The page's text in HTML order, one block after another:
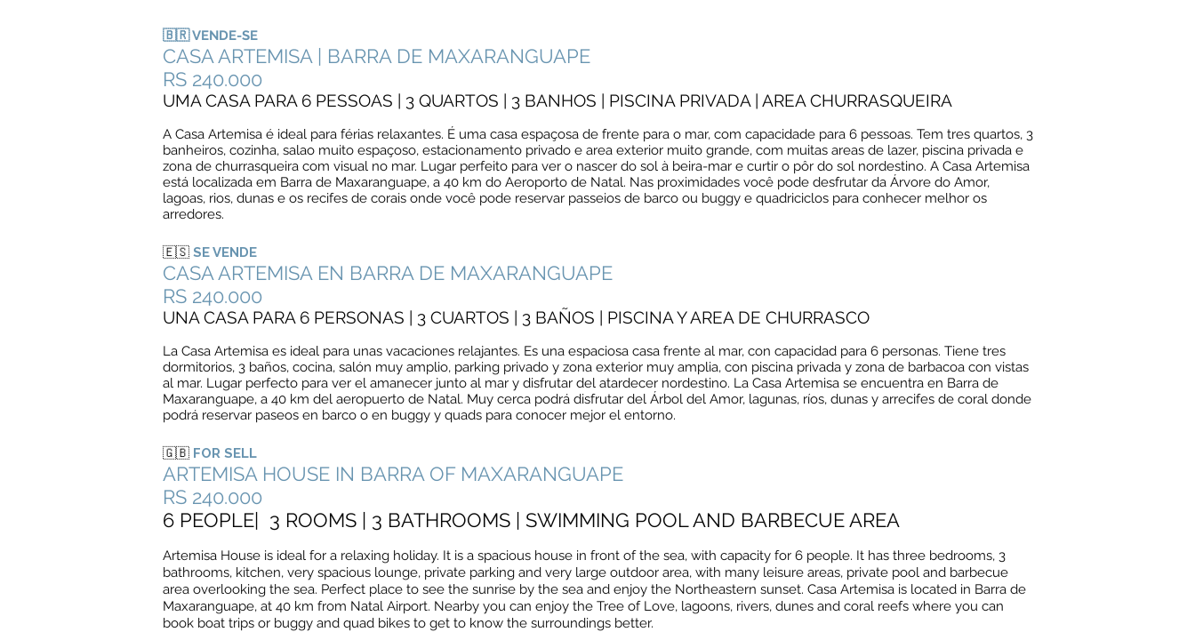
🇧🇷 VENDE-SE
CASA ARTEMISA | BARRA DE MAXARANGUAPE
RS 240.000
UMA CASA PARA 6 PESSOAS | 3 QUARTOS | 3 BANHOS | PISCINA PRIVADA | AREA CHURRASQUEIRA
A Casa Artemisa é ideal para férias relaxantes. É uma casa espaçosa de frente para o mar, com capacidade para 6 pessoas. Tem tres quartos, 3
banheiros, cozinha, salao muito espaçoso, estacionamento privado e area exterior muito grande, com muitas areas de lazer, piscina privada e
zona de churrasqueira com visual no mar. Lugar perfeito para ver o nascer do sol à beira-mar e curtir o pôr do sol nordestino. A Casa Artemisa
está localizada em Barra de Maxaranguape, a 40 km do Aeroporto de Natal. Nas proximidades você pode desfrutar da Árvore do Amor,
lagoas, rios, dunas e os recifes de corais onde você pode reservar passeios de barco ou buggy e quadriciclos para conhecer melhor os
arredores.
🇪🇸 SE VENDE
CASA ARTEMISA EN BARRA DE MAXARANGUAPE
RS 240.000
UNA CASA PARA 6 PERSONAS | 3 CUARTOS | 3 BAÑOS | PISCINA Y AREA DE CHURRASCO
La Casa Artemisa es ideal para unas vacaciones relajantes. Es una espaciosa casa frente al mar, con capacidad para 6 personas. Tiene tres
dormitorios, 3 baños, cocina, salón muy amplio, parking privado y zona exterior muy amplia, con piscina privada y zona de barbacoa con vistas
al mar. Lugar perfecto para ver el amanecer junto al mar y disfrutar del atardecer nordestino. La Casa Artemisa se encuentra en Barra de
Maxaranguape, a 40 km del aeropuerto de Natal. Muy cerca podrá disfrutar del Árbol del Amor, lagunas, ríos, dunas y arrecifes de coral donde
podrá reservar paseos en barco o en buggy y quads para conocer mejor el entorno.
🇬🇧 FOR SELL
ARTEMISA HOUSE IN BARRA OF MAXARANGUAPE
RS 240.000
6 PEOPLE| 3 ROOMS | 3 BATHROOMS | SWIMMING POOL AND BARBECUE AREA
Artemisa House is ideal for a relaxing holiday. It is a spacious house in front of the sea, with capacity for 6 people. It has three bedrooms, 3
bathrooms, kitchen, very spacious lounge, private parking and very large outdoor area, with many leisure areas, private pool and barbecue
area overlooking the sea. Perfect place to see the sunrise by the sea and enjoy the Northeastern sunset. Casa Artemisa is located in Barra de
Maxaranguape, at 40 km from Natal Airport. Nearby you can enjoy the Tree of Love, lagoons, rivers, dunes and coral reefs where you can
book boat trips or buggy and quad bikes to get to know the surroundings better.